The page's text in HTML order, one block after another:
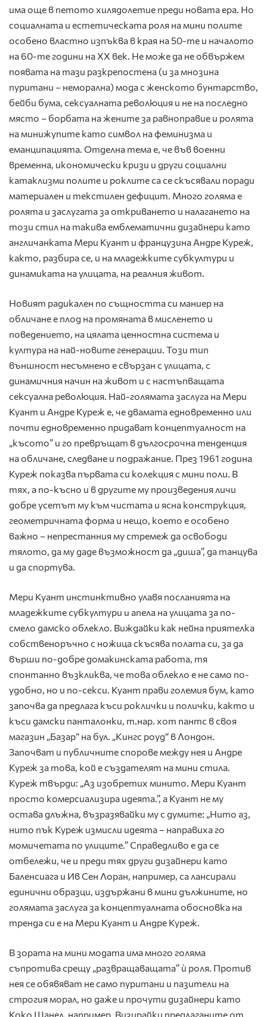
има още в петото хилядолетие преди новата ера. Но
социалната и естетическата роля на мини полите
особено властно изпъква в края на 50-те и началото
на 60-те години на ХХ век. Не може да не обвържем
появата на тази разкрепостена (и за мнозина
пуритани – неморална) мода с женското бунтарство,
бейби бума, сексуалната революция и не на последно
място – борбата на жените за равноправие и ролята
на минижупите като символ на феминизма и
еманципацията. Отделна тема е, че във военни
временна, икономически кризи и други социални
катаклизми полите и роклите са се скъсявали поради
материален и текстилен дефицит. Много голяма е
ролята и заслугата за откриването и налагането на
този стил на такива емблематични дизайнери като
англичанката Мери Куант и французина Андре Куреж,
както, разбира се, и на младежките субкултури и
динамиката на улицата, на реалния живот.
Новият радикален по същността си маниер на
обличане е плод на промяната в мисленето и
поведението, на цялата ценностна система и
култура на най-новите генерации. Този тип
външност несъмнено е свързан с улицата, с
динамичния начин на живот и с настъпващата
сексуална революция. Най-голямата заслуга на Мери
Куант и Андре Куреж е, че двамата едновременно или
почти едновременно придават концептуалност на
„късото” и го превръщат в дългосрочна тенденция
на обличане, следване и подражание. През 1961 година
Куреж показва първата си колекция с мини поли. В
тях, а по-късно и в другите му произведения личи
добре усетът му към чистата и ясна конструкция,
геометричната форма и нещо, което е особено
важно – непрестанния му стремеж да освободи
тялото, да му даде възможност да „диша”, да танцува
и да спортува.
Мери Куант инстинктивно улавя посланията на
младежките субкултури и апела на улицата за по-
смело дамско облекло. Виждайки как нейна приятелка
собственоръчно с ножица скъсява полата си, за да
върши по-добре домакинската работа, тя
спонтанно възкликва, че това облекло е не само по-
удобно, но и по-секси. Куант прави големия бум, като
започва да предлага къси роклички и полички, както и
къси дамски панталонки, т.нар. хот пантс в своя
магазин „Базар“ на бул. „Кингс роуд“ в Лондон.
Започват и публичните спорове между нея и Андре
Куреж за това, кой е създателят на мини стила.
Куреж твърди: „Аз изобретих минито. Мери Куант
просто комерсиализира идеята.”, а Куант не му
остава длъжна, възразявайки му с думите: „Нито аз,
нито пък Куреж измисли идеята – направиха го
момичетата по улиците.” Справедливо е да се
отбележи, че и преди тях други дизайнери като
Баленсиага и Ив Сен Лоран, например, са лансирали
единични образци, издържани в мини дължините, но
голямата заслуга за концептуалната обосновка на
тренда си е на Мери Куант и Андре Куреж.
В зората на мини модата има много голяма
съпротива срещу „развращаващата” ѝ роля. Против
нея се обявяват не само пуритани и пазители на
строгия морал, но даже и прочути дизайнери като
Коко Шанел, например. Визирайки предлаганите от